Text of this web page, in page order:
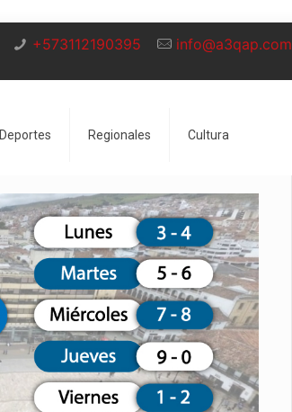
+573112190395 info@a3qap.com
Deportes Regionales Cultura